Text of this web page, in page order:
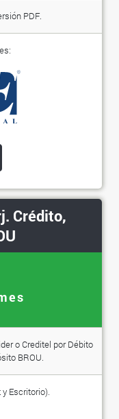
PDF.
Crédito,
o Creditel por Débito
BROU.
Escritorio).